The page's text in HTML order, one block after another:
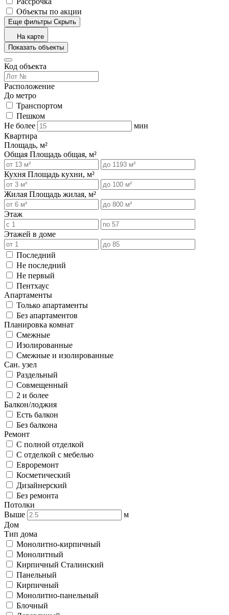
Объекты по акции
Еще фильтры Скрыть
На карте
Показать объекты
Код объекта
Расположение
До метро
Транспортом
Пешком
Не более
мин
Квартира
Площадь, м²
Общая Площадь общая, м²
Кухня Площадь кухни, м²
Жилая Площадь жилая, м²
Этаж
Этажей в доме
Последний
Не последний
Не первый
Пентхаус
Апартаменты
Только апартаменты
Без апартаментов
Планировка комнат
Смежные
Изолированные
Смежные и изолированные
Сан. узел
Раздельный
Совмещенный
2 и более
Балкон/лоджия
Есть балкон
Без балкона
Ремонт
С полной отделкой
С отделкой с мебелью
Евроремонт
Косметический
Дизайнерский
Без ремонта
Потолки
Выше
м
Дом
Тип дома
Монолитно-кирпичный
Монолитный
Кирпичный Сталинский
Панельный
Кирпичный
Монолитно-панельный
Блочный